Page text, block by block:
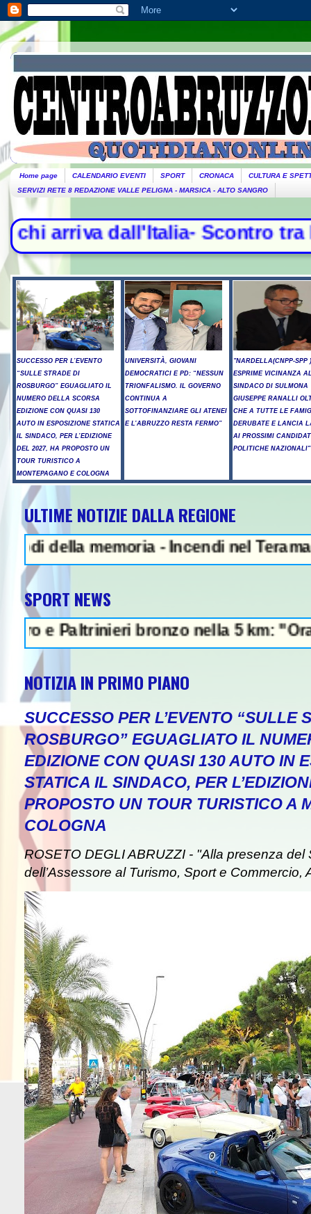
Home page CALENDARIO EVENTI SPORT CRONACA
CULTURA E
SERVIZI RETE 8 REDAZIONE VALLE PELIGNA - MARSICA - ALTO SANGRO
Scontro tra
SUCCESSO PER L’EVENTO
“SULLE STRADE DI
ROSBURGO” EGUAGLIATO IL
NUMERO DELLA SCORSA
EDIZIONE CON QUASI 130
AUTO IN ESPOSIZIONE STATICA
IL SINDACO, PER L’EDIZIONE
DEL 2027, HA PROPOSTO UN
TOUR TURISTICO A
MONTEPAGANO E COLOGNA
UNIVERSITÀ, GIOVANI
DEMOCRATICI E PD: “NESSUN
TRIONFALISMO. IL GOVERNO
CONTINUA A
SOTTOFINANZIARE GLI ATENEI
E L’ABRUZZO RESTA FERMO”
"NARDELLA(CNPP-SPP )
ESPRIME VICINANZA
SINDACO DI SULMONA
GIUSEPPE RANALLI
CHE A TUTTE LE
DERUBATE E LANCIA
AI PROSSIMI
POLITICHE NAZIONALI"
ULTIME NOTIZIE DALLA REGIONE
memoria - Incendi nel Teramano,
SPORT NEWS
bronzo nella 5 km: "Ora ci
NOTIZIA IN PRIMO PIANO
SUCCESSO PER L’EVENTO “SULLE
ROSBURGO” EGUAGLIATO IL
EDIZIONE CON QUASI 130 AUTO IN
STATICA IL SINDACO, PER
PROPOSTO UN TOUR TURISTICO A
COLOGNA
ROSETO DEGLI ABRUZZI - "Alla presenza
dell’Assessore al Turismo, Sport e Commercio,
NEWS IN